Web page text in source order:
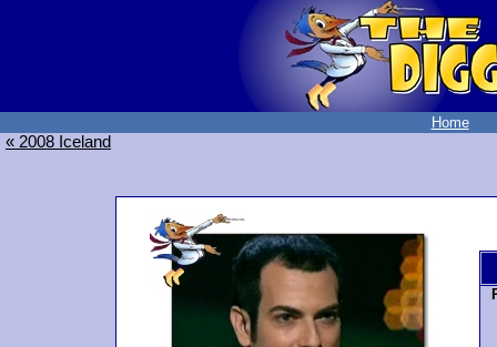
Home
« 2008 Iceland